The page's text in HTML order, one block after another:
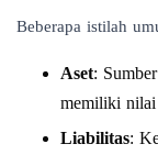
Beberapa istilah
Aset:
memiliki
Liabilitas: